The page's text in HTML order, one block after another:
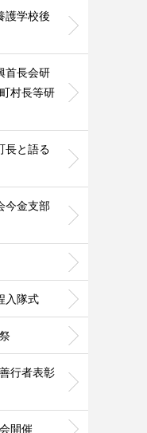
護学校後
首長会研
村長等研
長と語る
今金支部
入隊式
行者表彰
開催